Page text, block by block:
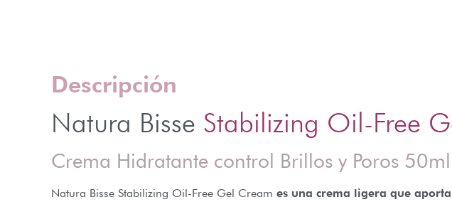
Descripción
Natura Bisse Stabilizing Oil-Free
Crema Hidratante control Brillos y Poros 50ml
Natura Bisse Stabilizing Oil-Free Gel Cream es una crema ligera que